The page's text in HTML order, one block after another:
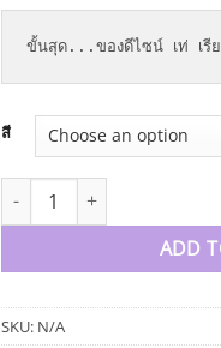
ขั้นสุด...ของดีไซน์ เท่ เรีย
สี
กระเบื้องผืนหลังคาคอนกรีต
ADD
SKU: N/A